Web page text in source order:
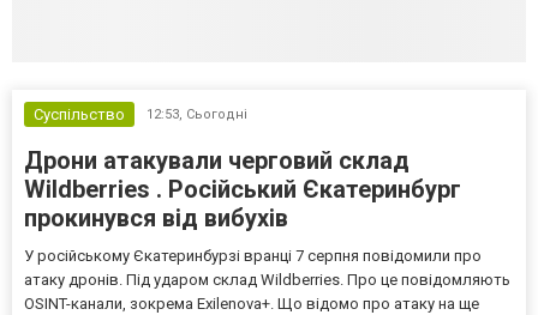
Суспільство 12:53, Сьогодні
Дрони атакували черговий склад
Wildberries . Російський Єкатеринбург
прокинувся від вибухів
У російському Єкатеринбурзі вранці 7 серпня повідомили про
атаку дронів. Під ударом склад Wildberries. Про це повідомляють
OSINT-канали, зокрема Exilenova+. Що відомо про атаку на ще